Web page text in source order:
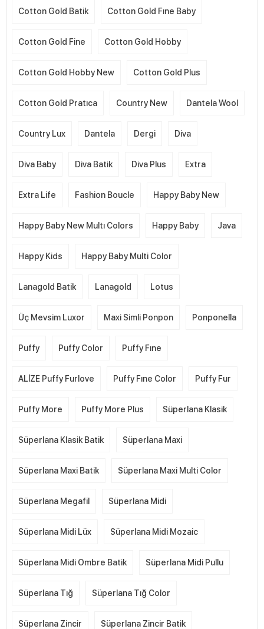
Cotton Gold Batik Cotton Gold Fıne Baby
Cotton Gold Fine Cotton Gold Hobby
Cotton Gold Hobby New Cotton Gold Plus
Cotton Gold Pratıca Country New Dantela Wool
Country Lux Dantela Dergi Diva
Diva Baby Diva Batik Diva Plus Extra
Extra Life Fashion Boucle Happy Baby New
Happy Baby New Multı Colors Happy Baby Java
Happy Kids Happy Baby Multi Color
Lanagold Batik Lanagold Lotus
Üç Mevsim Luxor Maxi Simli Ponpon Ponponella
Puffy Puffy Color Puffy Fıne
ALİZE Puffy Furlove Puffy Fıne Color Puffy Fur
Puffy More Puffy More Plus Süperlana Klasik
Süperlana Klasik Batik Süperlana Maxi
Süperlana Maxi Batik Süperlana Maxi Multi Color
Süperlana Megafil Süperlana Midi
Süperlana Midi Lüx Süperlana Midi Mozaic
Süperlana Midi Ombre Batik Süperlana Midi Pullu
Süperlana Tığ Süperlana Tığ Color
Süperlana Zincir Süperlana Zincir Batik